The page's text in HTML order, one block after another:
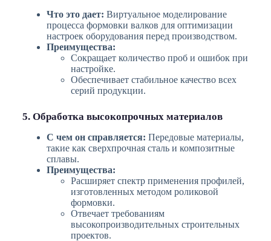
Что это дает: Виртуальное моделирование
процесса формовки валков для оптимизации
настроек оборудования перед производством.
Преимущества:
Сокращает количество проб и ошибок при
настройке.
Обеспечивает стабильное качество всех
серий продукции.
5. Обработка высокопрочных материалов
С чем он справляется: Передовые материалы,
такие как сверхпрочная сталь и композитные
сплавы.
Преимущества:
Расширяет спектр применения профилей,
изготовленных методом роликовой
формовки.
Отвечает требованиям
высокопроизводительных строительных
проектов.